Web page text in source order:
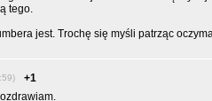
tego.
jest. Trochę się myśli patrząc
+1